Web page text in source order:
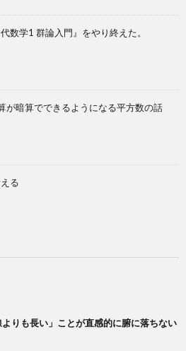
数学1 群論入門』をやり終えた。
が暗算でできるようになる平方数の話
る
よりも長い」ことが直感的に腑に落ちない